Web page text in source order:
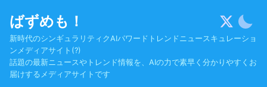
content
ばずめも！
新時代のシンギュラリティクAIパワードトレンドニュースキュレーショ
ンメディアサイト(?)
話題の最新ニュースやトレンド情報を、AIの力で素早く分かりやすくお
届けするメディアサイトです